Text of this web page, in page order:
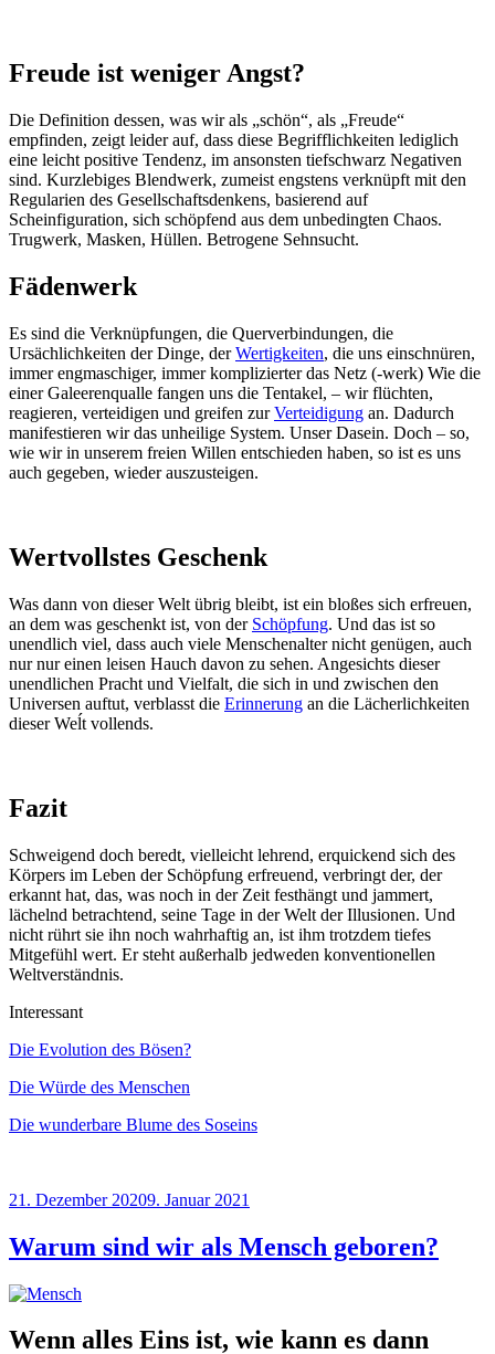
Freude ist weniger Angst?
Die Definition dessen, was wir als „schön“, als „Freude“
empfinden, zeigt leider auf, dass diese Begrifflichkeiten lediglich
eine leicht positive Tendenz, im ansonsten tiefschwarz Negativen
sind. Kurzlebiges Blendwerk, zumeist engstens verknüpft mit den
Regularien des Gesellschaftsdenkens, basierend auf
Scheinfiguration, sich schöpfend aus dem unbedingten Chaos.
Trugwerk, Masken, Hüllen. Betrogene Sehnsucht.
Fädenwerk
Es sind die Verknüpfungen, die Querverbindungen, die
Ursächlichkeiten der Dinge, derWertigkeiten, die uns einschnüren,
immer engmaschiger, immer komplizierter das Netz (-werk) Wie die
einer Galeerenqualle fangen uns die Tentakel, – wir flüchten,
reagieren, verteidigen und greifen zurVerteidigung an. Dadurch
manifestieren wir das unheilige System. Unser Dasein. Doch – so,
wie wir in unserem freien Willen entschieden haben, so ist es uns
auch gegeben, wieder auszusteigen.
Wertvollstes Geschenk
Was dann von dieser Welt übrig bleibt, ist ein bloßes sich erfreuen,
an dem was geschenkt ist, von der Schöpfung. Und das ist so
unendlich viel, dass auch viele Menschenalter nicht genügen, auch
nur nur einen leisen Hauch davon zu sehen. Angesichts dieser
unendlichen Pracht und Vielfalt, die sich in und zwischen den
Universen auftut, verblasst die Erinnerung an die Lächerlichkeiten
dieser Weĺt vollends.
Fazit
Schweigend doch beredt, vielleicht lehrend, erquickend sich des
Körpers im Leben der Schöpfung erfreuend, verbringt der, der
erkannt hat, das, was noch in der Zeit festhängt und jammert,
lächelnd betrachtend, seine Tage in der Welt der Illusionen. Und
nicht rührt sie ihn noch wahrhaftig an, ist ihm trotzdem tiefes
Mitgefühl wert. Er steht außerhalb jedweden konventionellen
Weltverständnis.
Interessant
Die Evolution des Bösen?
Die Würde des Menschen
Die wunderbare Blume des Soseins
Veröffentlicht
21. Dezember 20209. Januar 2021
Warum sind wir als Mensch geboren?
Wenn alles Eins ist, wie kann es dann